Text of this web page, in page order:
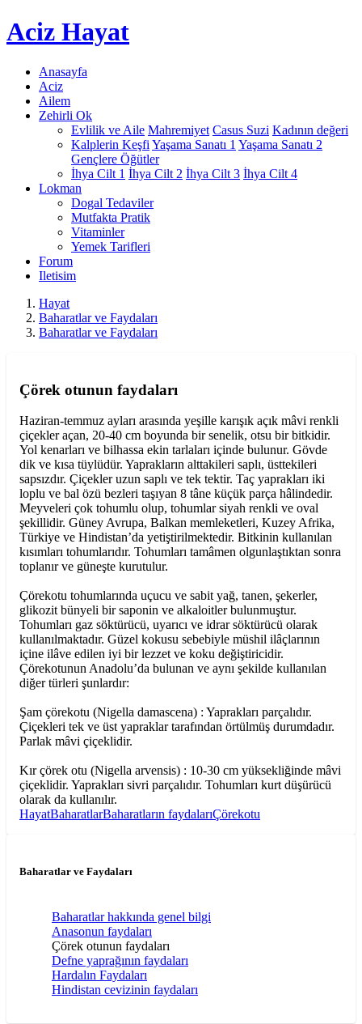
Aciz Hayat
Anasayfa
Aciz
Ailem
Zehirli Ok
Evlilik ve Aile Mahremiyet Casus Suzi Kadının değeri
Kalplerin Keşfi Yaşama Sanatı 1 Yaşama Sanatı 2
Gençlere Öğütler
İhya Cilt 1 İhya Cilt 2 İhya Cilt 3 İhya Cilt 4
Lokman
Dogal Tedaviler
Mutfakta Pratik
Vitaminler
Yemek Tarifleri
Forum
Iletisim
Hayat
Baharatlar ve Faydaları
Baharatlar ve Faydaları
Çörek otunun faydaları
Haziran-temmuz ayları arasında yeşille karışık açık mâvi renkli
çiçekler açan, 20-40 cm boyunda bir senelik, otsu bir bitkidir.
Yol kenarları ve bilhassa ekin tarlaları içinde bulunur. Gövde
dik ve kısa tüylüdür. Yaprakların alttakileri saplı, üsttekileri
sapsızdır. Çiçekler uzun saplı ve tek tektir. Taç yaprakları iki
loplu ve bal özü bezleri taşıyan 8 tâne küçük parça hâlindedir.
Meyveleri çok tohumlu olup, tohumlar siyah renkli ve oval
şekillidir. Güney Avrupa, Balkan memleketleri, Kuzey Afrika,
Türkiye ve Hindistan’da yetiştirilmektedir. Bitkinin kullanılan
kısımları tohumlarıdır. Tohumları tamâmen olgunlaştıktan sonra
toplanır ve güneşte kurutulur.
Çörekotu tohumlarında uçucu ve sabit yağ, tanen, şekerler,
glikozit bünyeli bir saponin ve alkaloitler bulunmuştur.
Tohumları gaz söktürücü, uyarıcı ve idrar söktürücü olarak
kullanılmaktadır. Güzel kokusu sebebiyle müshil ilâçlarının
içine ilâve edilen iyi bir lezzet ve koku değiştiricidir.
Çörekotunun Anadolu’da bulunan ve aynı şekilde kullanılan
diğer türleri şunlardır:
Şam çörekotu (Nigella damascena) : Yaprakları parçalıdır.
Çiçekleri tek ve üst yapraklar tarafından örtülmüş durumdadır.
Parlak mâvi çiçeklidir.
Kır çörek otu (Nigella arvensis) : 10-30 cm yüksekliğinde mâvi
çiçeklidir. Yaprakları sivri parçalıdır. Tohumları kurt düşürücü
olarak da kullanılır.
HayatBaharatlarBaharatların faydalarıÇörekotu
Baharatlar ve Faydaları
Baharatlar hakkında genel bilgi
Anasonun faydaları
Çörek otunun faydaları
Defne yaprağının faydaları
Hardalın Faydaları
Hindistan cevizinin faydaları